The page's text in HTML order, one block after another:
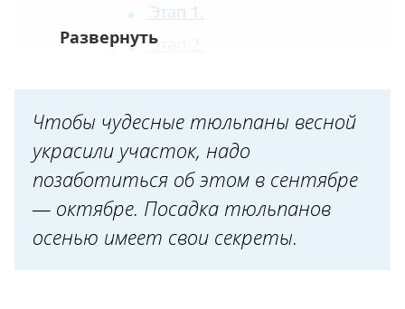
Этап 1.
Этап 2.
Почва: самое то
Посадка с особинкой
Не по стандарту
Контейнерный способ
Способ «Лазанья»
Чтобы чудесные тюльпаны весной
украсили участок, надо
позаботиться об этом в сентябре
— октябре. Посадка тюльпанов
осенью имеет свои секреты.